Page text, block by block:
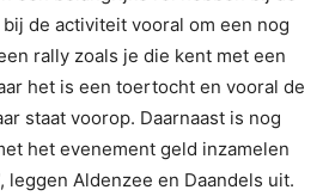
bij de activiteit vooral om een nog
rally zoals je die kent met een
het is een toertocht en vooral de
staat voorop. Daarnaast is nog
het evenement geld inzamelen
leggen Aldenzee en Daandels uit.